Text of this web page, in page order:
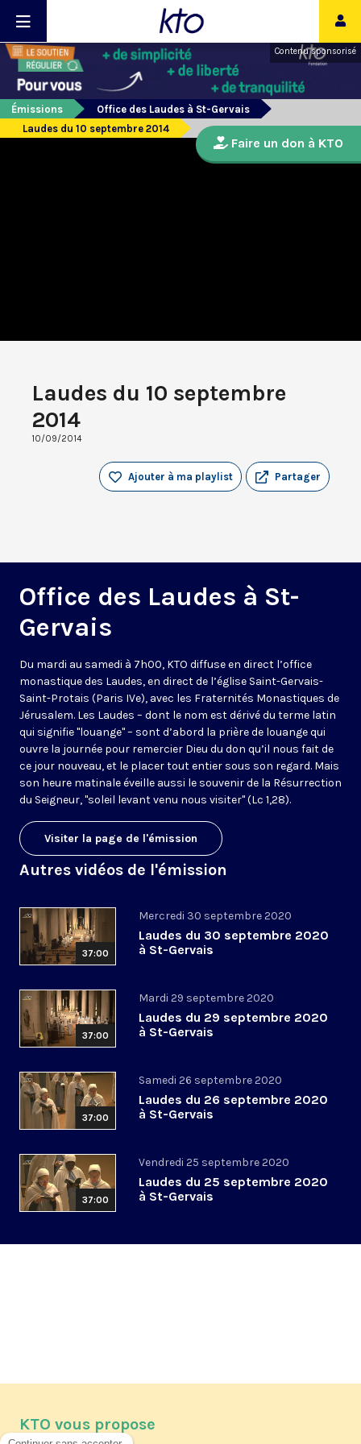
Contenu sponsorisé
Émissions
Office des Laudes à St-Gervais
Laudes du 10 septembre 2014
Laudes du 10 septembre
2014
10/09/2014
Partager
Ajouter à ma playlist
Office des Laudes à St-
Gervais
Du mardi au samedi à 7h00, KTO diffuse en direct l’office
monastique des Laudes, en direct de l’église Saint-Gervais-
Saint-Protais (Paris IVe), avec les Fraternités Monastiques de
Jérusalem. Les Laudes – dont le nom est dérivé du terme latin
qui signifie "louange" – sont d’abord la prière de louange qui
ouvre la journée pour remercier Dieu du don qu’il nous fait de
ce jour nouveau, et le placer tout entier sous son regard. Mais
son heure matinale éveille aussi le souvenir de la Résurrection
du Seigneur, "soleil levant venu nous visiter" (Lc 1,28).
Visiter la page de l'émission
Autres vidéos de l'émission
37:00
Mercredi 30 septembre 2020
Laudes du 30 septembre 2020
à St-Gervais
37:00
Mardi 29 septembre 2020
Laudes du 29 septembre 2020
à St-Gervais
37:00
Samedi 26 septembre 2020
Laudes du 26 septembre 2020
à St-Gervais
37:00
Vendredi 25 septembre 2020
Laudes du 25 septembre 2020
à St-Gervais
Faire un don à KTO
KTO vous propose